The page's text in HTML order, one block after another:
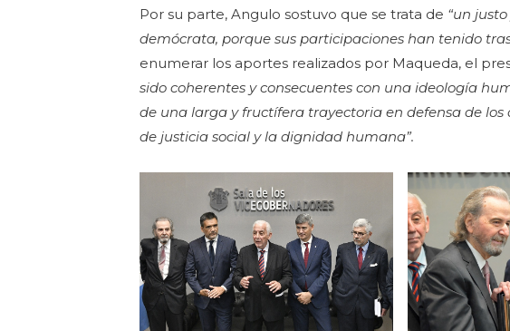
Por su parte, Angulo sostuvo que se trata de “un
demócrata, porque sus participaciones han tenido
enumerar los aportes realizados por Maqueda, el
sido coherentes y consecuentes con una ideología
de una larga y fructífera trayectoria en defensa de
de justicia social y la dignidad humana”.